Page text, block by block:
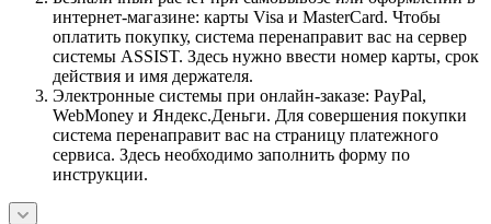
интернет-магазине: карты Visa и MasterCard. Чтобы
оплатить покупку, система перенаправит вас на сервер
системы ASSIST. Здесь нужно ввести номер карты, срок
действия и имя держателя.
Электронные системы при онлайн-заказе: PayPal,
WebMoney и Яндекс.Деньги. Для совершения покупки
система перенаправит вас на страницу платежного
сервиса. Здесь необходимо заполнить форму по
инструкции.